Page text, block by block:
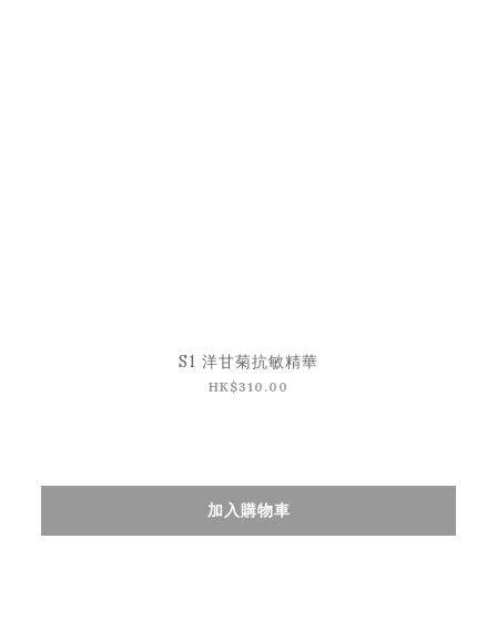
S1 洋甘菊抗敏精華
HK$310.00
加入購物車